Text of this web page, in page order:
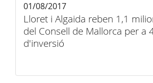
Lloret i Algaida reben 1,1
del Consell de Mallorca per a
d'inversió
01/08/2017